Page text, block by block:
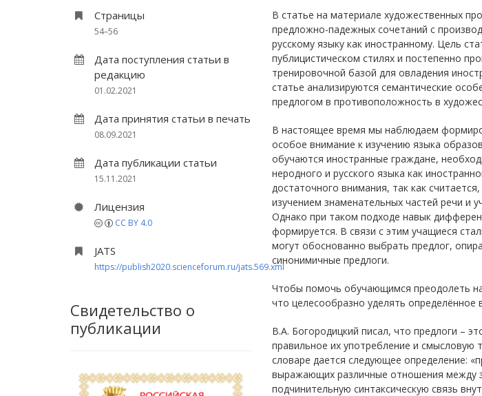
Страницы
54–56
Дата поступления статьи в
редакцию
01.02.2021
Дата принятия статьи в печать
08.09.2021
Дата публикации статьи
15.11.2021
Лицензия
CC BY 4.0
JATS
https://publish2020.scienceforum.ru/jats.569.xml
Свидетельство о
публикации
В статье на материале художественных
предложно-падежных сочетаний с
русскому языку как иностранному. Цель
публицистическом стилях и постепенно
тренировочной базой для овладения
статье анализируются семантические
предлогом в противоположность в
В настоящее время мы наблюдаем
особое внимание к изучению языка
обучаются иностранные граждане,
неродного и русского языка как
достаточного внимания, так как
изучением знаменательных частей речи и
Однако при таком подходе навык
формируется. В связи с этим учащиеся
могут обоснованно выбрать предлог,
синонимичные предлоги.
Чтобы помочь обучающимся преодолеть
что целесообразно уделять определённое
В.А. Богородицкий писал, что предлоги –
правильное их употребление и смысловую
словаре дается следующее определение:
выражающих различные отношения между
подчинительную синтаксическую связь